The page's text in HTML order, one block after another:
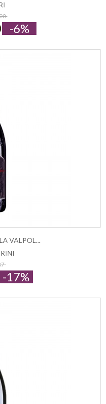
-6%
VALPOL...
-17%